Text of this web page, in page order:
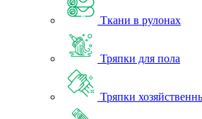
Ткани в рулонах
Тряпки для пола
Тряпки